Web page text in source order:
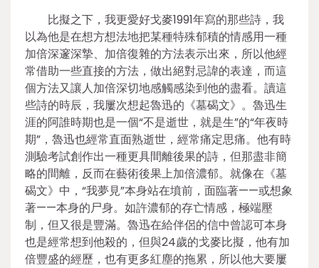
比擬之下，我更愛好戈麥1991年寫的那些詩，我
以為他是在想方想法地把某種特殊郁積的情感用一種
加倍深邃深摯、加倍復雜的方法表示出來，所以他經
常借助一些直接的方法，做出絕對忌諱的表達，而這
個方法又讓人加倍深切地感觸感染到他的盡看。讀這
些詩的時辰，我屢次想起魯迅的《墓碣文》。魯迅生
涯的阿誰時期也是一個“不是逝世，就是生”的“年夜時
期”，魯迅也經常直面熟逝世，經常痛定思痛。他有時
測驗考試創作出一種更具間離後果的詩，但那盡非簡
略的間離，反而在藝術後果上加倍濃郁。就像在《墓
碣文》中，“我夢見”本身站在墳前，面臨著——或想象
著——本身的尸身。如許濃郁的存亡情感，極端壓
制，但又很是豐滿。魯迅在給伴侶的信中曾認可本身
也是經常想到他殺的，但與24歲的戈麥比擬，他有加
倍豐盛的經歷，也有更多紅塵的拖累，所以他大要屢